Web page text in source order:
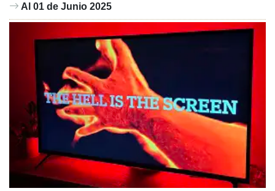
Al 01 de Junio 2025